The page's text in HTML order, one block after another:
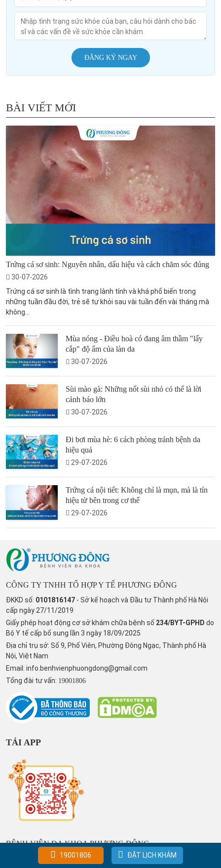
ĐĂNG KÝ NGAY
BÀI VIẾT MỚI
Trứng cá sơ sinh: Nguyên nhân, dấu hiệu và cách chăm sóc đúng
30-07-2026
Trứng cá sơ sinh là tình trạng lành tính và khá phổ biến trong
những tuần đầu đời, trẻ sẽ tự khỏi sau vài tuần đến vài tháng mà
không...
Mùa nóng - Điều hoà có đang âm thầm "lấy
cắp" độ ẩm của làn da
30-07-2026
Sùi mào gà: Những nốt sùi nhỏ có thể là lời
cảnh báo lớn
30-07-2026
Đi bơi mùa hè: 6 cách phòng tránh bệnh da
hiệu quả
29-07-2026
Trứng cá nội tiết: Không chỉ là mụn, mà là tín
hiệu từ bên trong cơ thể
29-07-2026
19001806 ĐẶT LỊCH KHÁM
CÔNG TY TNHH TỔ HỢP Y TẾ PHƯƠNG ĐÔNG
ĐKKD số: 0101816147 - Sở kế hoạch và Đầu tư Thành phố Hà Nội
cấp ngày 27/11/2019
Giấy phép hoạt động cơ sở khám chữa bệnh số 234/BYT-GPHD do
Bộ Y tế cấp bổ sung lần 3 ngày 18/09/2025
Địa chỉ trụ sở: Số 9, Phố Viên, Phường Đông Ngạc, Thành phố Hà
Nội, Việt Nam
Email: info.benhvienphuongdong@gmail.com
Tổng đài tư vấn: 19001806
TẢI APP
BỆNH VIỆN ĐA KHOA PHƯƠNG ĐÔNG
ĐC: Số 9, Phố Viên, Phường Đông Ngạc, Thành phố Hà Nội,